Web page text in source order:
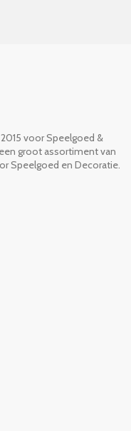
voor Speelgoed &
groot assortiment van
Speelgoed en Decoratie.